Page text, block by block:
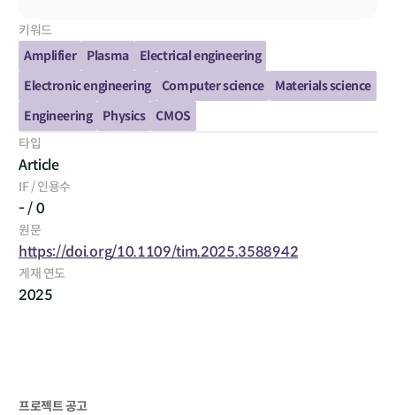
키워드
Amplifier
Plasma
Electrical engineering
Electronic engineering
Computer science
Materials science
Engineering
Physics
CMOS
타입
Article
IF / 인용수
- / 0
원문
https://doi.org/10.1109/tim.2025.3588942
게재 연도
2025
프로젝트 공고